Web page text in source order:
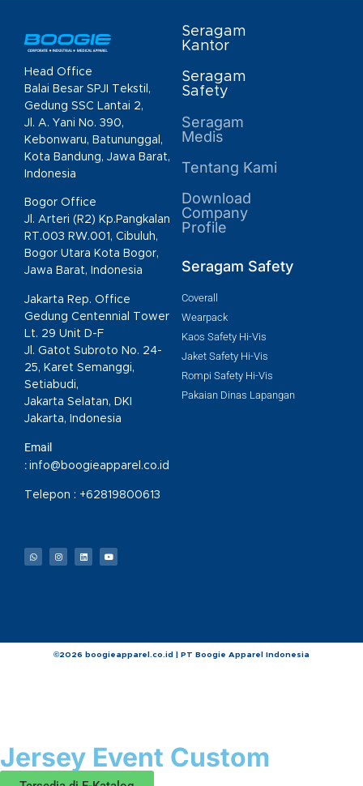
Head Office
Balai Besar SPJI Tekstil,
Gedung SSC Lantai 2,
Jl. A. Yani No. 390,
Kebonwaru, Batununggal,
Kota Bandung, Jawa Barat,
Indonesia
Bogor Office
Jl. Arteri (R2) Kp.Pangkalan
RT.003 RW.001, Cibuluh,
Bogor Utara Kota Bogor,
Jawa Barat, Indonesia
Jakarta Rep. Office
Gedung Centennial Tower
Lt. 29 Unit D-F
Jl. Gatot Subroto No. 24-
25, Karet Semanggi,
Setiabudi,
Jakarta Selatan, DKI
Jakarta, Indonesia
Email
: info@boogieapparel.co.id
Telepon : +62819800613
Seragam
Kantor
Seragam
Safety
Seragam
Medis
Tentang Kami
Download
Company
Profile
Seragam Safety
Coverall
Wearpack
Kaos Safety Hi-Vis
Jaket Safety Hi-Vis
Rompi Safety Hi-Vis
Pakaian Dinas Lapangan
©2026 boogieapparel.co.id | PT Boogie Apparel Indonesia
Jersey Event Custom